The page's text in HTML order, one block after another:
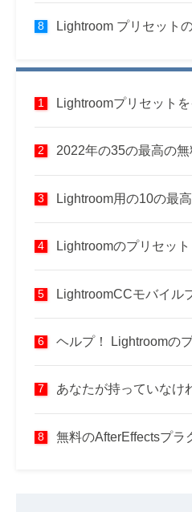
Lightroom プリセット
Lightroomプリセット
無料のAfterEffectsプラ